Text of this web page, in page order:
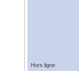
Hors ligne